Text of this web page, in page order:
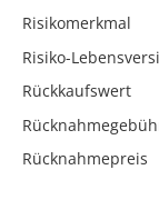
Risikomerkmal
Risiko-
Rückkaufswert
Rücknahmepreis